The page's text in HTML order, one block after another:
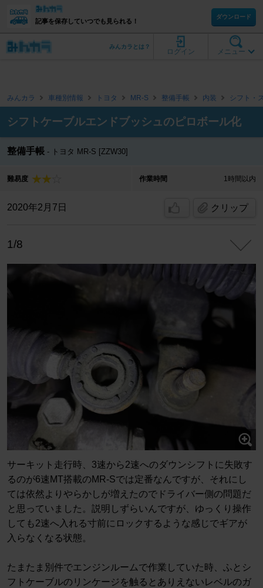
記事を保存していつでも見られる！
ダウンロード
メニュー
ログイン
みんカラとは？
みんカラ 車種別情報 トヨタ MR-S 整備手帳 内装 シフト・
シフトケーブルエンドブッシュのピロボール化
整備手帳 トヨタ MR-S [ZZW30]
難易度 作業時間 1時間以内
2020年2月7日 クリップ
1/8
サーキット走行時、3速から2速へのダウンシフトに失敗す
るのが6速MT搭載のMR-Sでは定番なんですが、それにし
ては依然よりやらかしが増えたのでドライバー側の問題だ
と思っていました。説明しずらいんですが、ゆっくり操作
しても2速へ入れる寸前にロックするような感じでギアが
入らなくなる状態。
たまたま別件でエンジンルームで作業していた時、ふとシ
フトケーブルのリンケージを触るとありえないレベルのガ